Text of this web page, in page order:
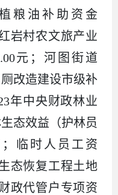
粮油补助资金
岩村农文旅产业
元；河图街道
改造建设市级补
年中央财政林业
态效益（护林员
；临时人员工资
态恢复工程土地
政代管户专项资